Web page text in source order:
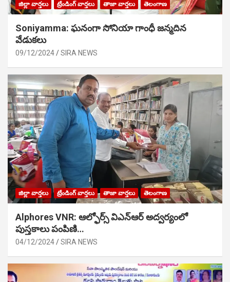
జిల్లా వార్తలు ట్రేండింగ్ వార్తలు తాజా వార్తలు తెలంగాణ
Soniyamma: ఘ‌నంగా సోనియా గాంధీ జ‌న్మ‌దిన
వేడుక‌లు
09/12/2024 SIRA NEWS
జిల్లా వార్తలు ట్రేండింగ్ వార్తలు తాజా వార్తలు తెలంగాణ
Alphores VNR: ఆల్ఫోర్స్ విఎన్ఆర్ అద్వర్యంలో
పుస్తకాలు పంపిణి…
04/12/2024 SIRA NEWS